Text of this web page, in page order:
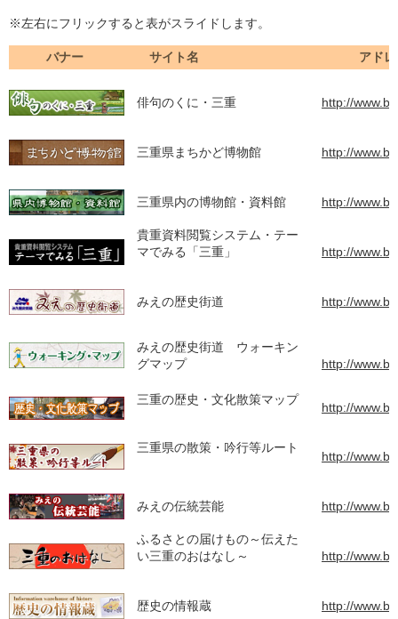
※左右にフリックすると表がスライドします。
バナー サイト名 アドレ
俳句のくに・三重 http://
三重県まちかど博物館 http://
三重県内の博物館・資料館 http://
貴重資料閲覧システム・テー
マでみる「三重」
http://
みえの歴史街道 http://
みえの歴史街道 ウォーキン
グマップ
http://
三重の歴史・文化散策マップ
http://
三重県の散策・吟行等ルート
http://
みえの伝統芸能 http://
ふるさとの届けもの～伝えた
い三重のおはなし～
http://
歴史の情報蔵 http://